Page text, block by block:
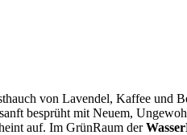
von Lavendel, Kaffee und
besprüht mit Neuem,
auf. Im GrünRaum der